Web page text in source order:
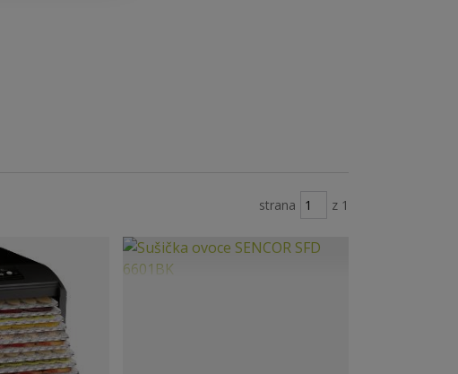
strana z 1